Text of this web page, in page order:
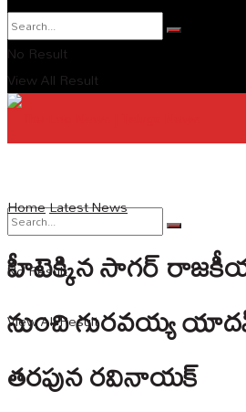
No Result
View All Result
No Result
View All Result
HomeLatest News
హీటెక్కిన సాగర్
నుంచి గురవయ్య
తరపున రవినాయక్